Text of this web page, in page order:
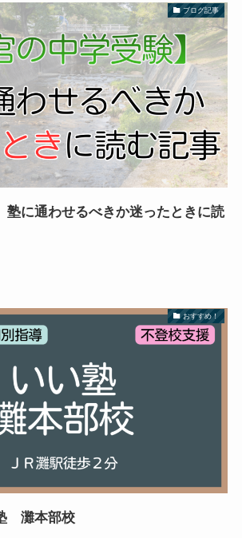
ブログ記事
塾に通わせるべきか迷ったときに読
おすすめ！
灘本部校